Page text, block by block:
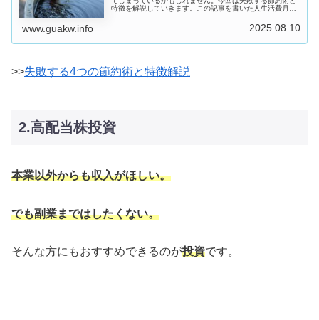
特徴を解説していきます。この記事を書いた人生活費月5
www.guakw.info 2025.08.10
>>失敗する4つの節約術と特徴解説
2.高配当株投資
本業以外からも収入がほしい。
でも副業まではしたくない。
そんな方にもおすすめできるのが投資です。